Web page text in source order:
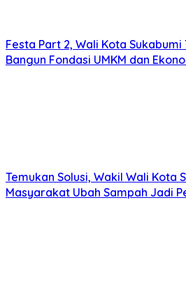
Festa Part 2, Wali Kota
Bangun Fondasi UMKM dan
Temukan Solusi, Wakil Wali Kota
Masyarakat Ubah Sampah Jadi